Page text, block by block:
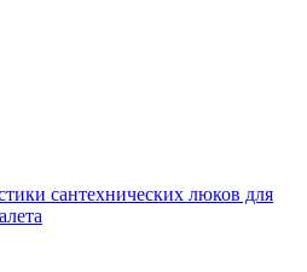
сантехнических люков для